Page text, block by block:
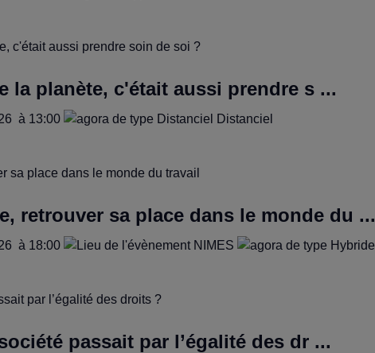
la planète, c'était aussi prendre s ...
à 13:00 Distanciel
retrouver sa place dans le monde du ...
à 18:00 NIMES
passait par l’égalité des dr ...